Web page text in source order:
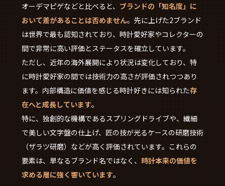
オーデマピゲなどと比べると、 ブランドの「知名度」に
おいて差があることは否めません。先に上げた2ブランド
は世界で最も認知されており、時計愛好家やコレクターの
間で非常に高い評価とステータスを確立しています。
ただし、近年の海外展開により状況は変化しており、特
に時計愛好家の間では技術力の高さが評価されつつあり
ます。内部構造に価値を感じる時計好きには知られた存
在へと成長しています。
特に、独創的な機構であるスプリングドライブや、繊細
で美しい文字盤の仕上げ、匠の技が光るケースの研磨技術
（ザラツ研磨）などが高く評価されています。これらの
要素は、単なるブランド名ではなく、 時計本来の価値を
求める層に強く響いています。